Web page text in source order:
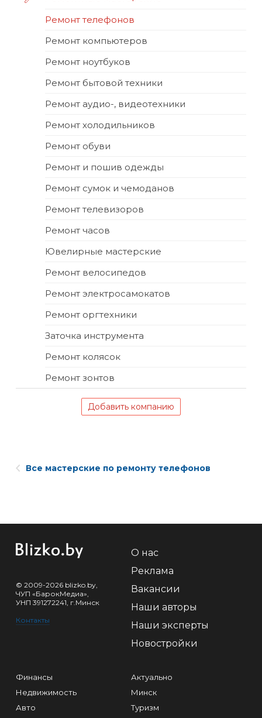
Ремонт телефонов
Ремонт компьютеров
Ремонт ноутбуков
Ремонт бытовой техники
Ремонт аудио-, видеотехники
Ремонт холодильников
Ремонт обуви
Ремонт и пошив одежды
Ремонт сумок и чемоданов
Ремонт телевизоров
Ремонт часов
Ювелирные мастерские
Ремонт велосипедов
Ремонт электросамокатов
Ремонт оргтехники
Заточка инструмента
Ремонт колясок
Ремонт зонтов
Добавить компанию
Все мастерские по ремонту телефонов
© 2009-2026 blizko.by,
ЧУП «БарокМедиа»,
УНП 391272241, г.Минск
Контакты
О нас
Реклама
Вакансии
Наши авторы
Наши эксперты
Новостройки
Финансы
Недвижимость
Авто
Актуально
Минск
Туризм